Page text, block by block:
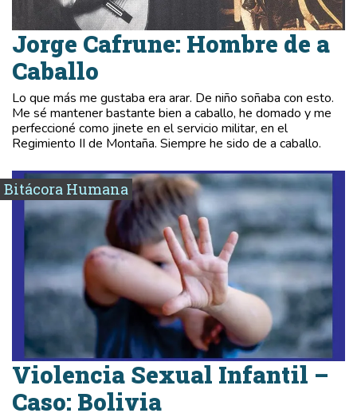
Jorge Cafrune: Hombre de a
Caballo
Lo que más me gustaba era arar. De niño soñaba con esto.
Me sé mantener bastante bien a caballo, he domado y me
perfeccioné como jinete en el servicio militar, en el
Regimiento II de Montaña. Siempre he sido de a caballo.
Bitácora Humana
Violencia Sexual Infantil –
Caso: Bolivia